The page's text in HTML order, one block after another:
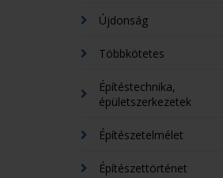
Újdonság
Többkötetes
Építéstechnika,
épületszerkezetek
Építészetelmélet
Építészettörténet